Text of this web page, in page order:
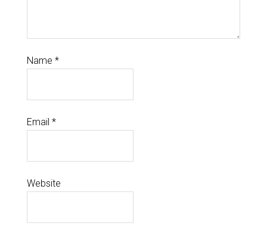
Name *
Email *
Website